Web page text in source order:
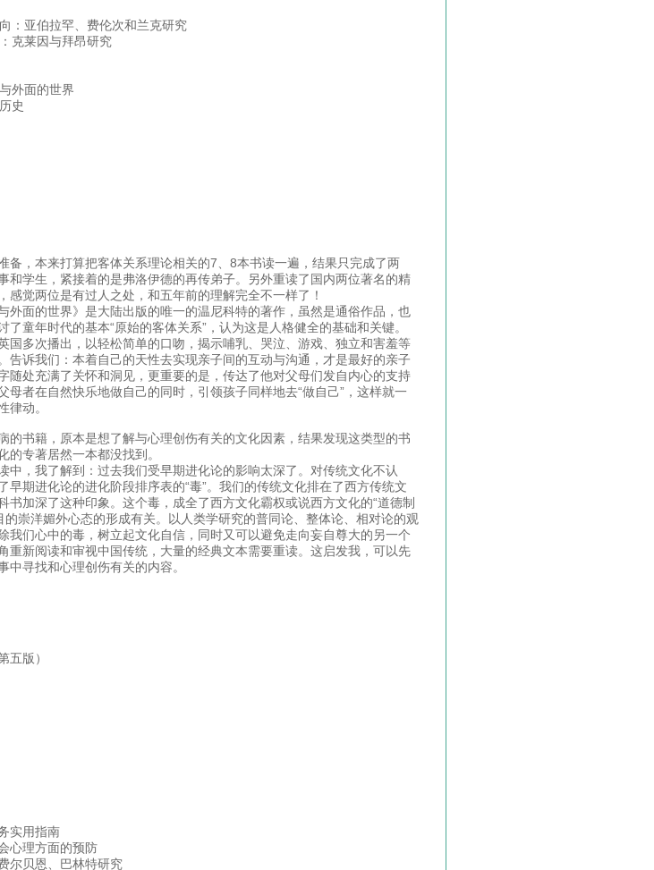
：亚伯拉罕、费伦次和兰克研究
克莱因与拜昂研究
外面的世界
史
备，本来打算把客体关系理论相关的7、8本书读一遍，结果只完成了两
和学生，紧接着的是弗洛伊德的再传弟子。另外重读了国内两位著名的精
感觉两位是有过人之处，和五年前的理解完全不一样了！
外面的世界》是大陆出版的唯一的温尼科特的著作，虽然是通俗作品，也
了童年时代的基本“原始的客体关系”，认为这是人格健全的基础和关键。
国多次播出，以轻松简单的口吻，揭示哺乳、哭泣、游戏、独立和害羞等
告诉我们：本着自己的天性去实现亲子间的互动与沟通，才是最好的亲子
随处充满了关怀和洞见，更重要的是，传达了他对父母们发自内心的支持
母者在自然快乐地做自己的同时，引领孩子同样地去“做自己”，这样就一
律动。
的书籍，原本是想了解与心理创伤有关的文化因素，结果发现这类型的书
的专著居然一本都没找到。
中，我了解到：过去我们受早期进化论的影响太深了。对传统文化不认
早期进化论的进化阶段排序表的“毒”。我们的传统文化排在了西方传统文
书加深了这种印象。这个毒，成全了西方文化霸权或说西方文化的“道德制
的崇洋媚外心态的形成有关。以人类学研究的普同论、整体论、相对论的观
我们心中的毒，树立起文化自信，同时又可以避免走向妄自尊大的另一个
重新阅读和审视中国传统，大量的经典文本需要重读。这启发我，可以先
中寻找和心理创伤有关的内容。
五版）
实用指南
心理方面的预防
尔贝恩、巴林特研究